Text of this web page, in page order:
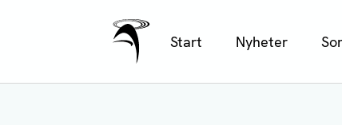
Ålands Radio & TV
Start Nyheter